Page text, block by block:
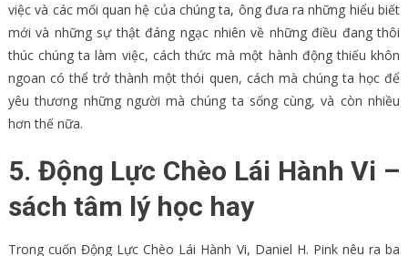
việc và các mối quan hệ của chúng ta, ông đưa ra những hiểu biết
mới và những sự thật đáng ngạc nhiên về những điều đang thôi
thúc chúng ta làm việc, cách thức mà một hành động thiếu khôn
ngoan có thể trở thành một thói quen, cách mà chúng ta học để
yêu thương những người mà chúng ta sống cùng, và còn nhiều
hơn thế nữa.
5. Động Lực Chèo Lái Hành Vi –
sách tâm lý học hay
Trong cuốn Động Lực Chèo Lái Hành Vi, Daniel H. Pink nêu ra ba